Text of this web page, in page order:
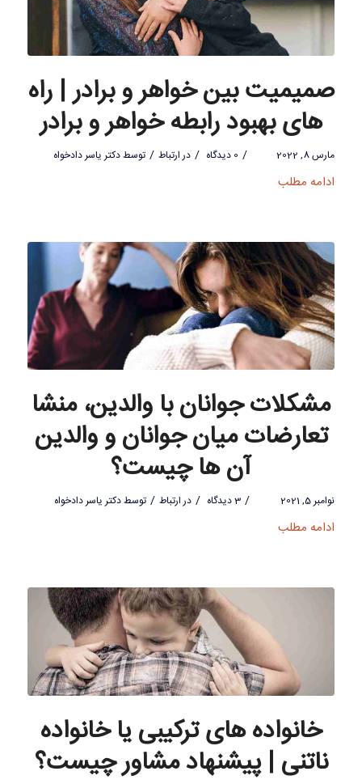
صمیمیت بین خواهر و برادر | راه
های بهبود رابطه خواهر و برادر
مارس 8, 2022 / 0 دیدگاه / در ارتباط / توسطدکتر یاسر دادخواه
ادامه مطلب
مشکلات جوانان با والدین، منشا
تعارضات میان جوانان و والدین
آن ها چیست؟
نوامبر 5, 2021 / 3 دیدگاه / در ارتباط / توسطدکتر یاسر دادخواه
ادامه مطلب
خانواده های ترکیبی یا خانواده
ناتنی | پیشنهاد مشاور چیست؟